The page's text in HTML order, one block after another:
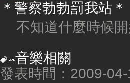
＊警察勃勃罰我站＊
不知道什麼時候開
音樂相關
發表時間：2009-